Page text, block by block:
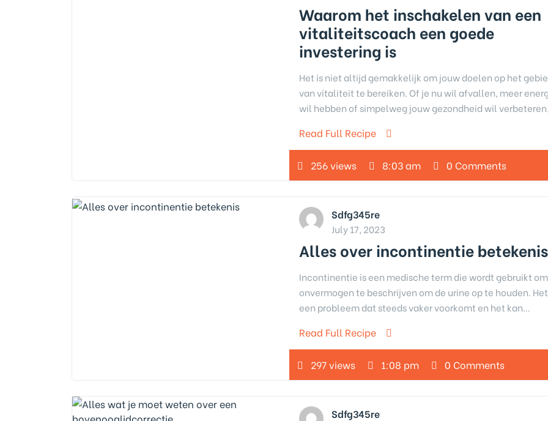
Waarom het inschakelen van een
vitaliteitscoach een goede
investering is
Het is niet altijd gemakkelijk om jouw doelen op het
van vitaliteit te bereiken. Of je nu wil afvallen, meer
wil hebben of simpelweg jouw gezondheid wil
Read Full Recipe
256 views 8:03 am 0 Comments
Sdfg345re
July 17, 2023
Alles over incontinentie betekenis
Incontinentie is een medische term die wordt gebruikt
onvermogen te beschrijven om de urine op te houden.
een probleem dat steeds vaker voorkomt en het kan…
Read Full Recipe
297 views 1:08 pm 0 Comments
Sdfg345re